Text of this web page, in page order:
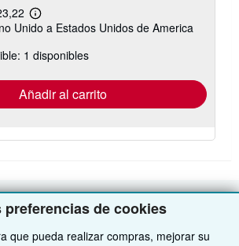
de cookies
que pueda realizar compras, mejorar su
Más
información
las
tarifas
envío
Unido a Estados Unidos de America
1 disponibles
Añadir al carrito
VOLVER AL INICIO